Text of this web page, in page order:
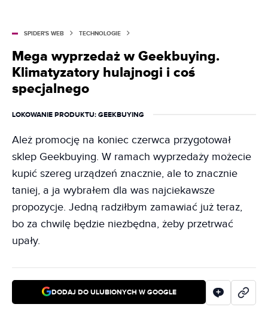
SPIDER'S WEB TECHNOLOGIE
Mega wyprzedaż w Geekbuying.
Klimatyzatory hulajnogi i coś
specjalnego
LOKOWANIE PRODUKTU: GEEKBUYING
Ależ promocję na koniec czerwca przygotował
sklep Geekbuying. W ramach wyprzedaży możecie
kupić szereg urządzeń znacznie, ale to znacznie
taniej, a ja wybrałem dla was najciekawsze
propozycje. Jedną radziłbym zamawiać już teraz,
bo za chwilę będzie niezbędna, żeby przetrwać
upały.
DODAJ DO ULUBIONYCH W GOOGLE